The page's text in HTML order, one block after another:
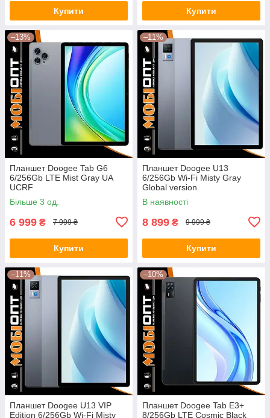
Купити Купити
–13%
Планшет Doogee Tab G6
6/256Gb LTE Mist Gray UA
UCRF
Більше 3 од.
6 999 ₴ 7 999 ₴
Купити
–11%
Планшет Doogee U13
6/256Gb Wi-Fi Misty Gray
Global version
В наявності
8 899 ₴ 9 999 ₴
Купити
–11%
Планшет Doogee U13 VIP
Edition 6/256Gb Wi-Fi Misty
–10%
Планшет Doogee Tab E3+
8/256Gb LTE Cosmic Black